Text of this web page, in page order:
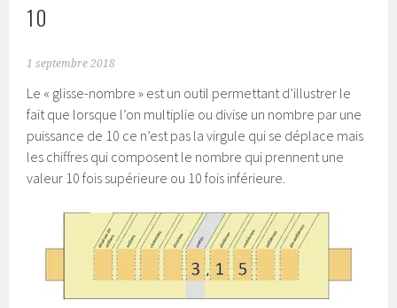
10
1 septembre 2018
Le « glisse-nombre » est un outil permettant d’illustrer le
fait que lorsque l’on multiplie ou divise un nombre par une
puissance de 10 ce n’est pas la virgule qui se déplace mais
les chiffres qui composent le nombre qui prennent une
valeur 10 fois supérieure ou 10 fois inférieure.